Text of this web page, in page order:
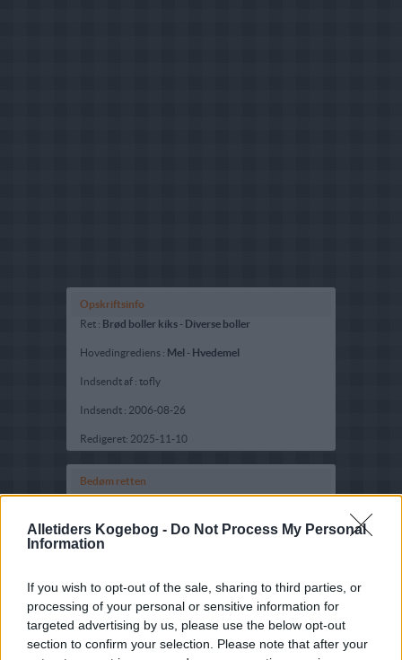
Alletiders Kogebog - Do Not Process My Personal
Information
If you wish to opt-out of the sale, sharing to third parties, or
processing of your personal or sensitive information for
targeted advertising by us, please use the below opt-out
section to confirm your selection. Please note that after your
Opskriftsinfo
Ret : Brød boller kiks - Diverse boller
Hovedingrediens : Mel - Hvedemel
Indsendt af : tofly
Indsendt : 2006-08-26
Redigeret: 2025-11-10
Bedøm retten
Brugernes vurdering:2.2(145stemmer)
Din vurdering: